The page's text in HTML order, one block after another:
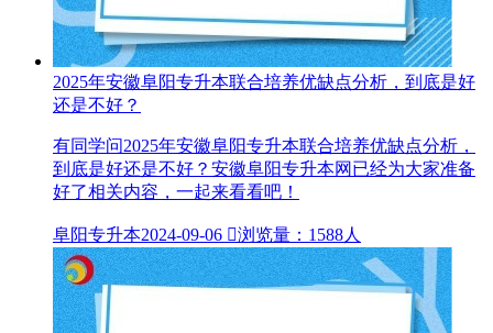
2025年安徽阜阳专升本联合培养优缺点分析，到底是好
还是不好？
有同学问2025年安徽阜阳专升本联合培养优缺点分析，
到底是好还是不好？安徽阜阳专升本网已经为大家准备
好了相关内容，一起来看看吧！
阜阳专升本2024-09-06 浏览量：1588人